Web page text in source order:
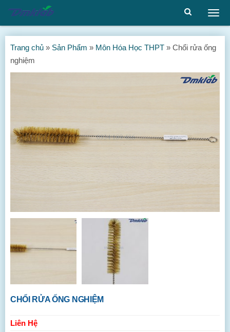
Trang chủ » Sản Phẩm » Môn Hóa Học THPT » Chổi rửa ống
nghiệm
CHỔI RỬA ỐNG NGHIỆM
Liên Hệ